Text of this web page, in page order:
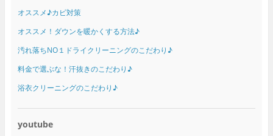
オススメ♪カビ対策
オススメ！ダウンを暖かくする方法♪
汚れ落ちNO１ドライクリーニングのこだわり♪
料金で選ぶな！汗抜きのこだわり♪
浴衣クリーニングのこだわり♪
youtube